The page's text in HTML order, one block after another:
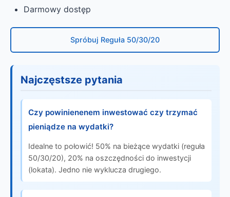
Darmowy dostęp
Spróbuj Reguła 50/30/20
Najczęstsze pytania
Czy powinienenem inwestować czy trzymać
pieniądze na wydatki?
Idealne to połowić! 50% na bieżące wydatki (reguła
50/30/20), 20% na oszczędności do inwestycji
(lokata). Jedno nie wyklucza drugiego.